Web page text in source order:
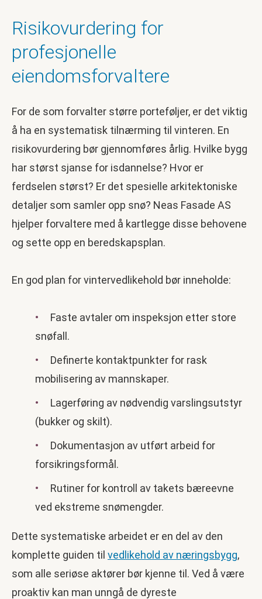
Risikovurdering for
profesjonelle
eiendomsforvaltere
For de som forvalter større porteføljer, er det viktig
å ha en systematisk tilnærming til vinteren. En
risikovurdering bør gjennomføres årlig. Hvilke bygg
har størst sjanse for isdannelse? Hvor er
ferdselen størst? Er det spesielle arkitektoniske
detaljer som samler opp snø? Neas Fasade AS
hjelper forvaltere med å kartlegge disse behovene
og sette opp en beredskapsplan.
En god plan for vintervedlikehold bør inneholde:
Faste avtaler om inspeksjon etter store
snøfall.
Definerte kontaktpunkter for rask
mobilisering av mannskaper.
Lagerføring av nødvendig varslingsutstyr
(bukker og skilt).
Dokumentasjon av utført arbeid for
forsikringsformål.
Rutiner for kontroll av takets bæreevne
ved ekstreme snømengder.
Dette systematiske arbeidet er en del av den
komplette guiden til vedlikehold av næringsbygg,
som alle seriøse aktører bør kjenne til. Ved å være
proaktiv kan man unngå de dyreste